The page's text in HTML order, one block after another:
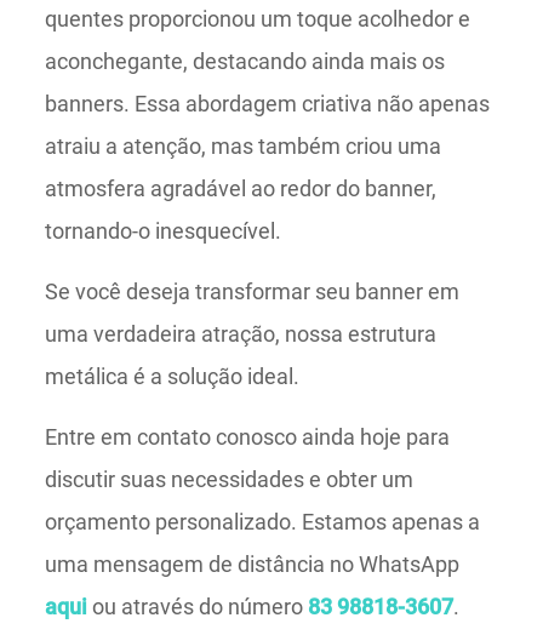
quentes proporcionou um toque acolhedor e
aconchegante, destacando ainda mais os
banners. Essa abordagem criativa não apenas
atraiu a atenção, mas também criou uma
atmosfera agradável ao redor do banner,
tornando-o inesquecível.
Se você deseja transformar seu banner em
uma verdadeira atração, nossa estrutura
metálica é a solução ideal.
Entre em contato conosco ainda hoje para
discutir suas necessidades e obter um
orçamento personalizado. Estamos apenas a
uma mensagem de distância no WhatsApp
aquiou através do número 83 98818-3607.